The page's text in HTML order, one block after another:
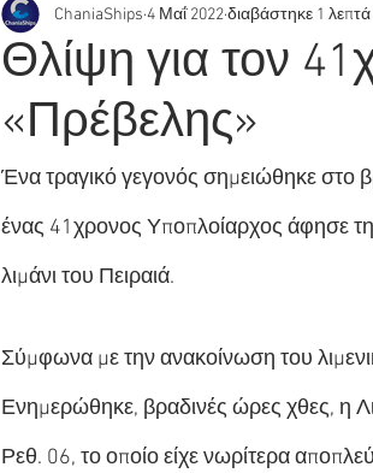
Θλίψη για τον
«Πρέβελης»
ChaniaShips 4 Μαΐ 2022διαβάστηκε 1 λεπτά
Ένα τραγικό γεγονός σημειώθηκε
ένας 41χρονος Υποπλοίαρχος άφησε
λιμάνι του Πειραιά.
Σύμφωνα με την ανακοίνωση του
Ενημερώθηκε, βραδινές ώρες χθες, η
Ρεθ. 06, το οποίο είχε νωρίτερα